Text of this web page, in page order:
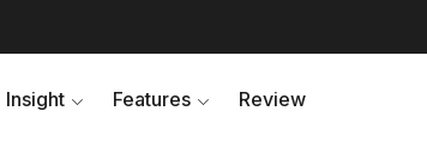
Insight Features Review